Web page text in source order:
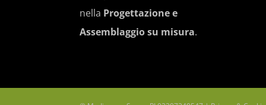
nella Progettazione e
Assemblaggio su misura.
© Mediaware S.n.c. - PI 02297240547 | Privacy & Cookies
amp_*